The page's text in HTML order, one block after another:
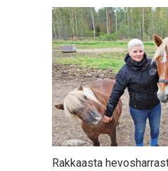
Rakkaasta